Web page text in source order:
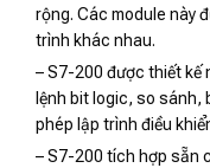
rộng. Các module này
trình khác nhau.
– S7-200 được thiết kế
lệnh bit logic, so sánh,
phép lập trình điều
– S7-200 tích hợp sẵn